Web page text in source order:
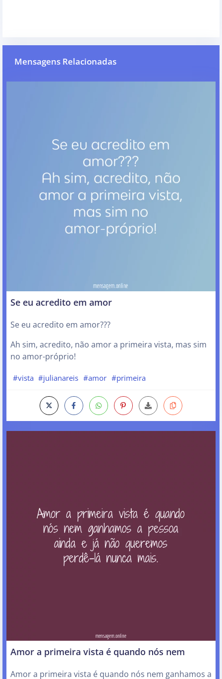
Mensagens Relacionadas
Se eu acredito em amor
Se eu acredito em amor???
Ah sim, acredito, não amor a primeira vista, mas sim
no amor-próprio!
#vista #julianareis #amor #primeira
Amor a primeira vista é quando nós nem
Amor a primeira vista é quando nós nem ganhamos a